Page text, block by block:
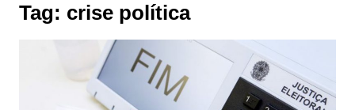
Tag: crise política